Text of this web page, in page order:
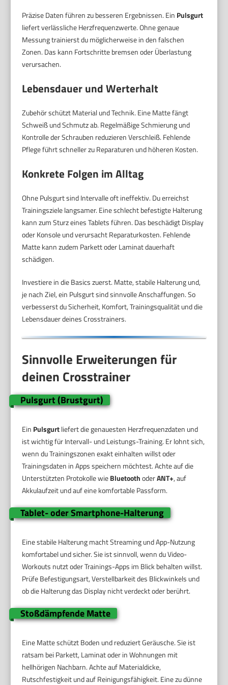
Präzise Daten führen zu besseren Ergebnissen. Ein Pulsgurt
liefert verlässliche Herzfrequenzwerte. Ohne genaue
Messung trainierst du möglicherweise in den falschen
Zonen. Das kann Fortschritte bremsen oder Überlastung
verursachen.
Lebensdauer und Werterhalt
Zubehör schützt Material und Technik. Eine Matte fängt
Schweiß und Schmutz ab. Regelmäßige Schmierung und
Kontrolle der Schrauben reduzieren Verschleiß. Fehlende
Pflege führt schneller zu Reparaturen und höheren Kosten.
Konkrete Folgen im Alltag
Ohne Pulsgurt sind Intervalle oft ineffektiv. Du erreichst
Trainingsziele langsamer. Eine schlecht befestigte Halterung
kann zum Sturz eines Tablets führen. Das beschädigt Display
oder Konsole und verursacht Reparaturkosten. Fehlende
Matte kann zudem Parkett oder Laminat dauerhaft
schädigen.
Investiere in die Basics zuerst. Matte, stabile Halterung und,
je nach Ziel, ein Pulsgurt sind sinnvolle Anschaffungen. So
verbesserst du Sicherheit, Komfort, Trainingsqualität und die
Lebensdauer deines Crosstrainers.
Sinnvolle Erweiterungen für
deinen Crosstrainer
Pulsgurt (Brustgurt)
Ein Pulsgurtliefert die genauesten Herzfrequenzdaten und
ist wichtig für Intervall- und Leistungs-Training. Er lohnt sich,
wenn du Trainingszonen exakt einhalten willst oder
Trainingsdaten in Apps speichern möchtest. Achte auf die
Unterstützten Protokolle wieBluetoothoderANT+, auf
Akkulaufzeit und auf eine komfortable Passform.
Tablet- oder Smartphone-Halterung
Eine stabile Halterung macht Streaming und App-Nutzung
komfortabel und sicher. Sie ist sinnvoll, wenn du Video-
Workouts nutzt oder Trainings-Apps im Blick behalten willst.
Prüfe Befestigungsart, Verstellbarkeit des Blickwinkels und
ob die Halterung das Display nicht verdeckt oder berührt.
Stoßdämpfende Matte
Eine Matte schützt Boden und reduziert Geräusche. Sie ist
ratsam bei Parkett, Laminat oder in Wohnungen mit
hellhörigen Nachbarn. Achte auf Materialdicke,
Rutschfestigkeit und auf Reinigungsfähigkeit. Eine zu dünne